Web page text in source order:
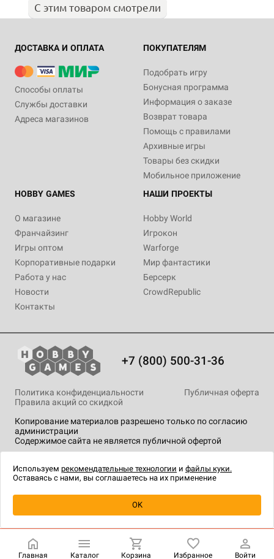
Уведомить о наличии
С этим товаром смотрели
ДОСТАВКА И ОПЛАТА
Способы оплаты
Службы доставки
Адреса магазинов
ПОКУПАТЕЛЯМ
Подобрать игру
Бонусная программа
Информация о заказе
Возврат товара
Помощь с правилами
Архивные игры
Товары без скидки
Мобильное приложение
HOBBY GAMES
О магазине
Франчайзинг
Игры оптом
Корпоративные подарки
Работа у нас
Новости
Контакты
НАШИ ПРОЕКТЫ
Hobby World
Игрокон
Warforge
Мир фантастики
Берсерк
CrowdRepublic
+7 (800) 500-31-36
Копирование материалов разрешено только по согласию
администрации
Содержимое сайта не является публичной офертой
Политика конфиденциальности
Публичная оферта
Правила акций со скидкой
технологии.
Главная Каталог Корзина Избранное Войти
Используем рекомендательные технологии и файлы куки.
Оставаясь с нами, вы соглашаетесь на их применение
OK